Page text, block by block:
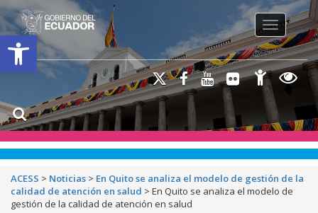
Open toolbar
Toggle
ACESS > Noticias > En Quito se analiza el modelo de gestión de la
calidad de atención en salud > En Quito se analiza el modelo de
gestión de la calidad de atención en salud